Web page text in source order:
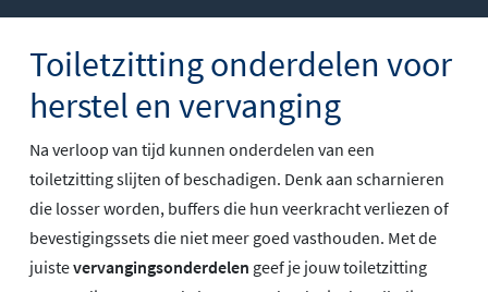
Toiletzitting onderdelen voor
herstel en vervanging
Na verloop van tijd kunnen onderdelen van een
toiletzitting slijten of beschadigen. Denk aan scharnieren
die losser worden, buffers die hun veerkracht verliezen of
bevestigingssets die niet meer goed vasthouden. Met de
juistevervangingsonderdelen geef je jouw toiletzitting